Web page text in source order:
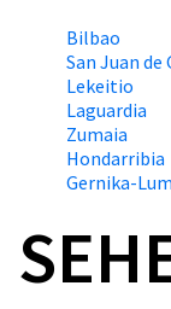
Bilbao
San Juan
Lekeitio
Laguardia
Zumaia
Hondarribia
Gernika-